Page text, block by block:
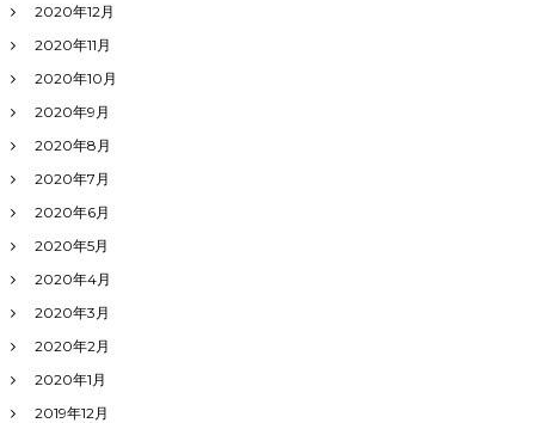
2020年12月
2020年11月
2020年10月
2020年9月
2020年8月
2020年7月
2020年6月
2020年5月
2020年4月
2020年3月
2020年2月
2020年1月
2019年12月